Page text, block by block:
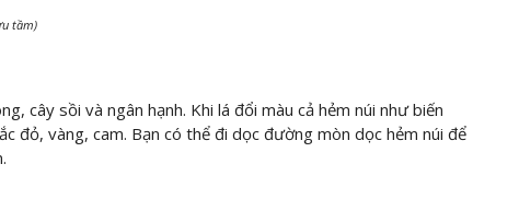
tầm)
cây sồi và ngân hạnh. Khi lá đổi màu cả hẻm núi như biến
đỏ, vàng, cam. Bạn có thể đi dọc đường mòn dọc hẻm núi để